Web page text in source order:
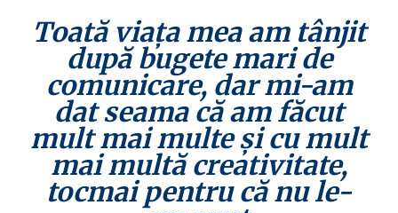
Toată viața mea am tânjit
după bugete mari de
comunicare, dar mi-am
dat seama că am făcut
mult mai multe și cu mult
mai multă creativitate,
tocmai pentru că nu le-